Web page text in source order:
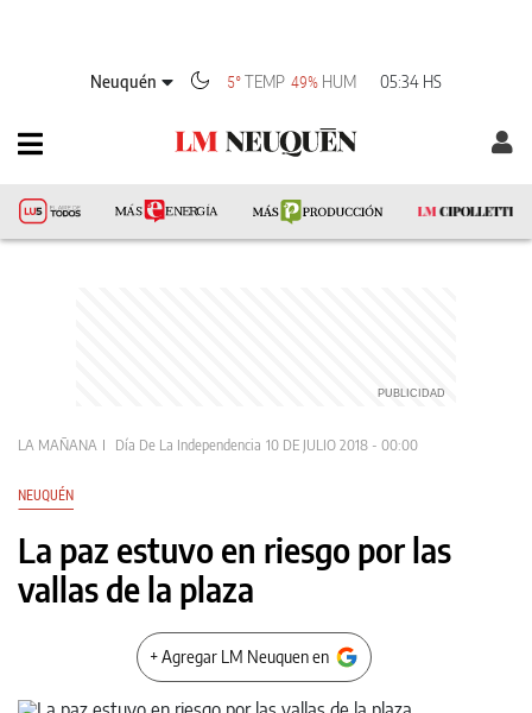
Neuquén 5°TEMP 49% HUM 05:34 HS
LA MAÑANA Día De La Independencia 10 DE JULIO 2018 - 00:00
NEUQUÉN
La paz estuvo en riesgo por las
vallas de la plaza
+ Agregar LM Neuquen en